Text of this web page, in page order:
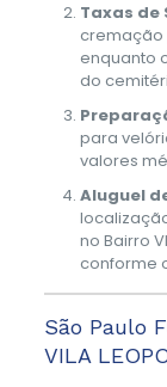
Taxas de
cremação
enquanto
do
para
valores
Aluguel
no Bairro
conforme
São Paulo
VILA